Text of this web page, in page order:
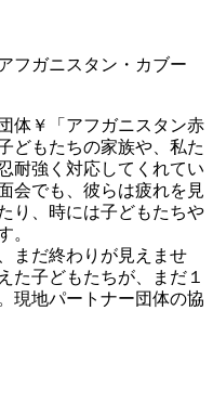
フガニスタン・カブー
体￥「アフガニスタン赤
どもたちの家族や、私た
耐強く対応してくれてい
会でも、彼らは疲れを見
り、時には子どもたちや
。
まだ終わりが見えませ
た子どもたちが、まだ１
現地パートナー団体の協